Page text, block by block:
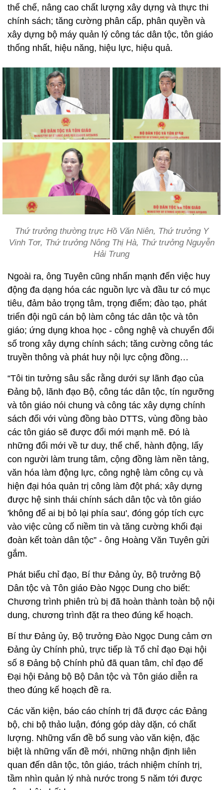
thể chế, nâng cao chất lượng xây dựng và thực thi
chính sách; tăng cường phân cấp, phân quyền và
xây dựng bộ máy quản lý công tác dân tộc, tôn giáo
thống nhất, hiệu năng, hiệu lực, hiệu quả.
Thứ trưởng thường trực Hồ Văn Niên, Thứ trưởng Y
Vinh Tơr, Thứ trưởng Nông Thị Hà, Thứ trưởng Nguyễn
Hải Trung
Ngoài ra, ông Tuyên cũng nhấn mạnh đến việc huy
động đa dạng hóa các nguồn lực và đầu tư có mục
tiêu, đảm bảo trọng tâm, trọng điểm; đào tạo, phát
triển đội ngũ cán bộ làm công tác dân tộc và tôn
giáo; ứng dụng khoa học - công nghệ và chuyển đổi
số trong xây dựng chính sách; tăng cường công tác
truyền thông và phát huy nội lực cộng đồng…
“Tôi tin tưởng sâu sắc rằng dưới sự lãnh đạo của
Đảng bộ, lãnh đạo Bộ, công tác dân tộc, tín ngưỡng
và tôn giáo nói chung và công tác xây dựng chính
sách đối với vùng đồng bào DTTS, vùng đồng bào
các tôn giáo sẽ được đổi mới mạnh mẽ. Đó là
những đổi mới về tư duy, thể chế, hành động, lấy
con người làm trung tâm, cộng đồng làm nền tảng,
văn hóa làm động lực, công nghệ làm công cụ và
hiện đại hóa quản trị công làm đột phá; xây dựng
được hệ sinh thái chính sách dân tộc và tôn giáo
'không để ai bị bỏ lại phía sau', đóng góp tích cực
vào việc củng cố niềm tin và tăng cường khối đại
đoàn kết toàn dân tộc” - ông Hoàng Văn Tuyên gửi
gắm.
Phát biểu chỉ đạo, Bí thư Đảng ủy, Bộ trưởng Bộ
Dân tộc và Tôn giáo Đào Ngọc Dung cho biết:
Chương trình phiên trù bị đã hoàn thành toàn bộ nội
dung, chương trình đặt ra theo đúng kế hoạch.
Bí thư Đảng ủy, Bộ trưởng Đào Ngọc Dung cảm ơn
Đảng ủy Chính phủ, trực tiếp là Tổ chỉ đạo Đại hội
số 8 Đảng bộ Chính phủ đã quan tâm, chỉ đạo để
Đại hội Đảng bộ Bộ Dân tộc và Tôn giáo diễn ra
theo đúng kế hoạch đề ra.
Các văn kiện, báo cáo chính trị đã được các Đảng
bộ, chi bộ thảo luận, đóng góp dày dặn, có chất
lượng. Những vấn đề bổ sung vào văn kiện, đặc
biệt là những vấn đề mới, những nhận định liên
quan đến dân tộc, tôn giáo, trách nhiệm chính trị,
tầm nhìn quản lý nhà nước trong 5 năm tới được